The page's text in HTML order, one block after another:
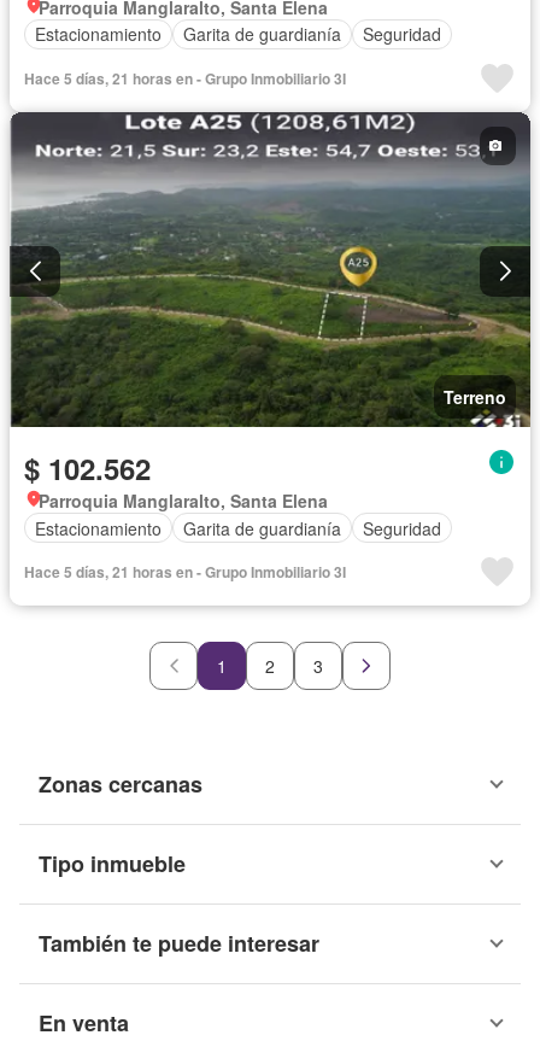
Parroquia Manglaralto, Santa Elena
Estacionamiento
Garita de guardianía Seguridad
Hace 5 días, 21 horas en - Grupo Inmobiliario 3I
Terreno
$ 102.562
Parroquia Manglaralto, Santa Elena
Estacionamiento
Garita de guardianía Seguridad
Hace 5 días, 21 horas en - Grupo Inmobiliario 3I
1 2 3
Zonas cercanas
Tipo inmueble
También te puede interesar
En venta